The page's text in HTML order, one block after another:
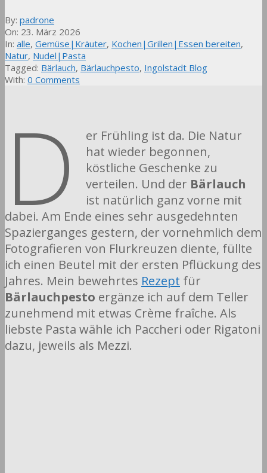
By: padrone
On: 23. März 2026
In: alle, Gemüse|Kräuter, Kochen|Grillen|Essen bereiten,
Natur, Nudel|Pasta
Tagged: Bärlauch, Bärlauchpesto, Ingolstadt Blog
With: 0 Comments
D
er Frühling ist da. Die Natur
hat wieder begonnen,
köstliche Geschenke zu
verteilen. Und der Bärlauch
ist natürlich ganz vorne mit
dabei. Am Ende eines sehr ausgedehnten
Spazierganges gestern, der vornehmlich dem
Fotografieren von Flurkreuzen diente, füllte
ich einen Beutel mit der ersten Pflückung des
Jahres. Mein bewehrtes Rezept für
Bärlauchpesto ergänze ich auf dem Teller
zunehmend mit etwas Crème fraîche. Als
liebste Pasta wähle ich Paccheri oder Rigatoni
dazu, jeweils als Mezzi.